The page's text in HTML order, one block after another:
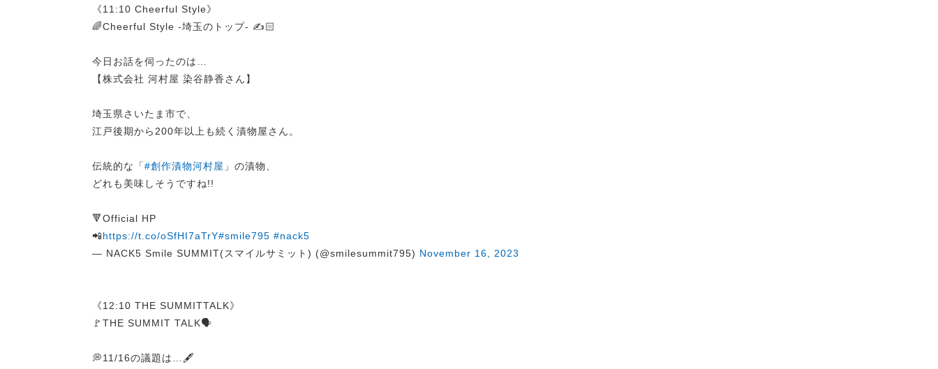
《11:10 Cheerful Style》
🌈Cheerful Style -埼玉のトップ- ✍️🏻
今日お話を伺ったのは…
【株式会社 河村屋 染谷静香さん】
埼玉県さいたま市で、
江戸後期から200年以上も続く漬物屋さん。
伝統的な「#創作漬物河村屋 」の漬物、
どれも美味しそうですね!!
🔻Official HP
📲https://t.co/oSfHI7aTrY#smile795 #nack5
— NACK5 Smile SUMMIT(スマイルサミット) (@smilesummit795) November 16, 2023
《12:10 THE SUMMITTALK》
🚩THE SUMMIT TALK🗣️
💭11/16の議題は…🖋️